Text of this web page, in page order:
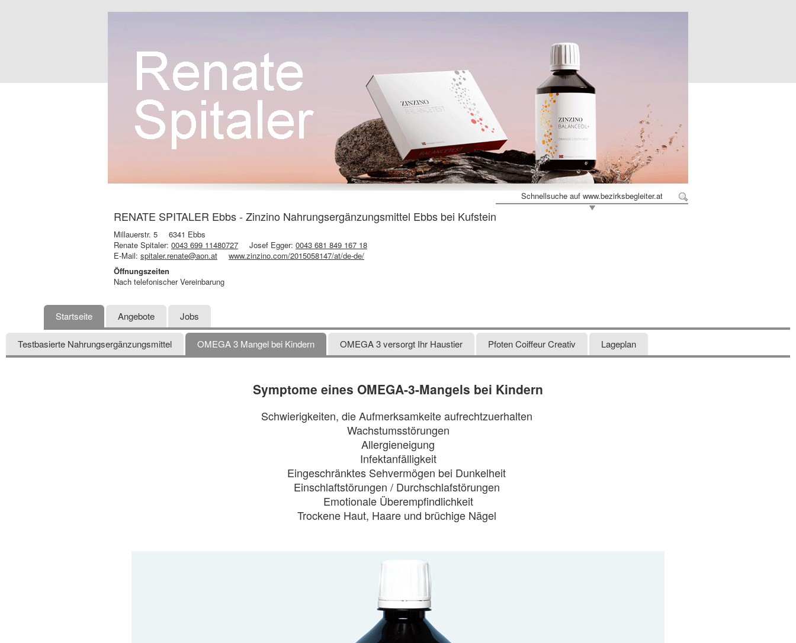
Schnellsuche auf www.bezirksbegleiter.at
RENATE SPITALER Ebbs - Zinzino Nahrungsergänzungsmittel Ebbs bei Kufstein
Millauerstr. 5
6341 Ebbs
Renate Spitaler: 0043 699 11480727 Josef Egger: 0043 681 849 167 18
E-Mail: spitaler.renate@aon.at
www.zinzino.com/2015058147/at/de-de/
Öffnungszeiten
Nach telefonischer Vereinbarung
Startseite Angebote Jobs
Testbasierte Nahrungsergänzungsmittel OMEGA 3 Mangel bei Kindern OMEGA 3 versorgt Ihr Haustier Pfoten Coiffeur Creativ Lageplan
Symptome eines OMEGA-3-Mangels bei Kindern
Schwierigkeiten, die Aufmerksamkeite aufrechtzuerhalten
Wachstumsstörungen
Allergieneigung
Infektanfälligkeit
Eingeschränktes Sehvermögen bei Dunkelheit
Einschlaftstörungen / Durchschlafstörungen
Emotionale Überempfindlichkeit
Trockene Haut, Haare und brüchige Nägel